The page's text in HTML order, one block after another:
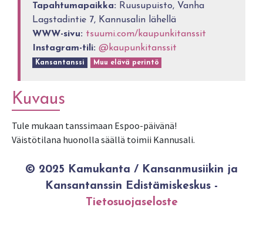
Tapahtumapaikka: Ruusupuisto, Vanha
Lagstadintie 7, Kannusalin lähellä
WWW-sivu: tsuumi.com/kaupunkitanssit
Instagram-tili: @kaupunkitanssit
Kansantanssi Muu elävä perintö
Kuvaus
Tule mukaan tanssimaan Espoo-päivänä!
Väistötilana huonolla säällä toimii Kannusali.
© 2025 Kamukanta / Kansanmusiikin ja
Kansantanssin Edistämiskeskus -
Tietosuojaseloste